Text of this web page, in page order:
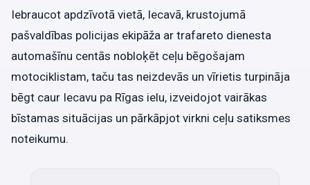
Iebraucot apdzīvotā vietā, Iecavā, krustojumā
pašvaldības policijas ekipāža ar trafareto dienesta
automašīnu centās nobloķēt ceļu bēgošajam
motociklistam, taču tas neizdevās un vīrietis turpināja
bēgt caur Iecavu pa Rīgas ielu, izveidojot vairākas
bīstamas situācijas un pārkāpjot virkni ceļu satiksmes
noteikumu.